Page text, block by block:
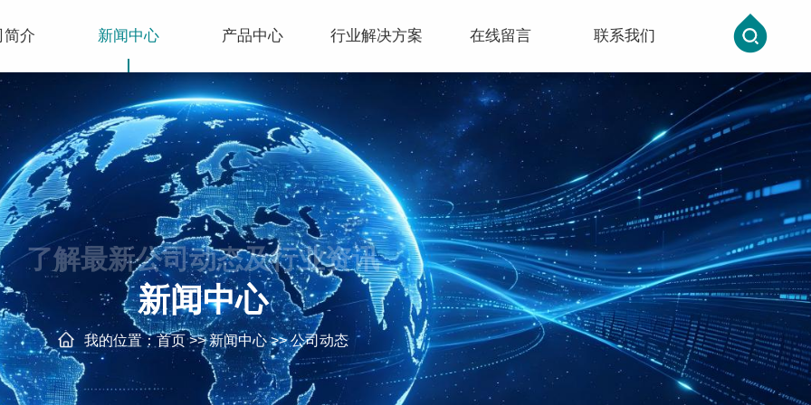
简介 新闻中心 产品中心 行业解决方案 在线留言 联系我们
了解最新公司动态及行业资讯
新闻中心
我的位置：首页>>新闻中心>>公司动态